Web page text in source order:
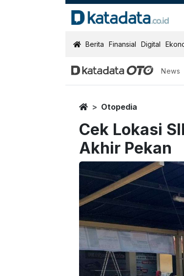
KatadataOTO
Berita Finansial Digital
News
HomeOtopedia
Cek Lokasi
Akhir Pekan